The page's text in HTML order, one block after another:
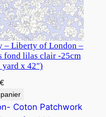
– Liberty of London –
fond lilas clair -25cm
yard x 42″)
€